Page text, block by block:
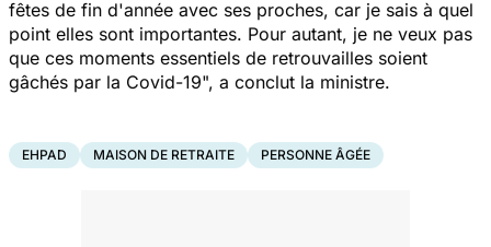
fêtes de fin d'année avec ses proches, car je sais à quel
point elles sont importantes. Pour autant, je ne veux pas
que ces moments essentiels de retrouvailles soient
gâchés par la Covid-19", a conclut la ministre.
EHPAD MAISON DE RETRAITE PERSONNE ÂGÉE